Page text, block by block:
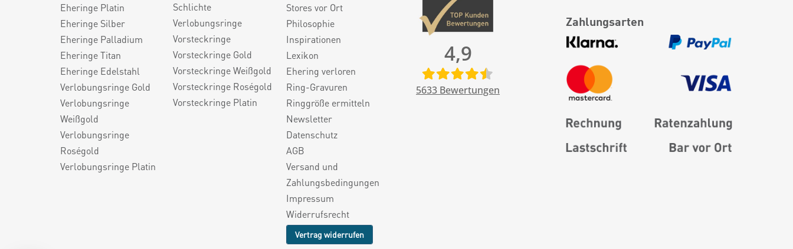
Eheringe Platin
Eheringe Silber
Eheringe Palladium
Eheringe Titan
Eheringe Edelstahl
Verlobungsringe Gold
Verlobungsringe
Weißgold
Verlobungsringe
Roségold
Verlobungsringe Platin
Schlichte
Verlobungsringe
Vorsteckringe
Vorsteckringe Gold
Vorsteckringe Weißgold
Vorsteckringe Roségold
Vorsteckringe Platin
Stores vor Ort
Philosophie
Inspirationen
Lexikon
Ehering verloren
Ring-Gravuren
Ringgröße ermitteln
Newsletter
Datenschutz
AGB
Versand und
Zahlungsbedingungen
Impressum
Widerrufsrecht
Vertrag widerrufen
4,9
5633 Bewertungen
Zahlungsarten